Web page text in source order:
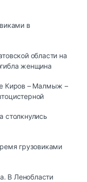
в
области на
женщина
Киров – Малмыж –
столкнулись
грузовиками
В Ленобласти